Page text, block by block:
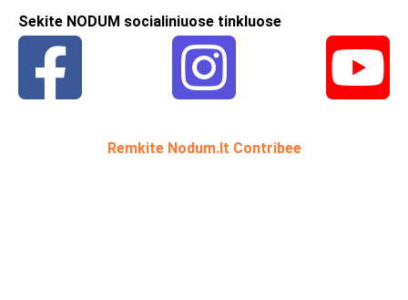
Sekite NODUM socialiniuose tinkluose
Remkite Nodum.lt Contribee